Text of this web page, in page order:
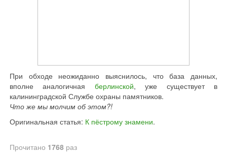
При обходе неожиданно выяснилось, что база данных,
вполне аналогичная берлинской, уже существует в
калининградской Службе охраны памятников.
Что же мы молчим об этом?!
Оригинальная статья: К пёстрому знамени.
Прочитано 1768 раз